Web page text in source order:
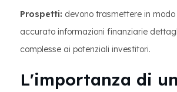
Prospetti: devono trasmettere in
accurato informazioni finanziarie
complesse ai potenziali investitori.
L'importanza di